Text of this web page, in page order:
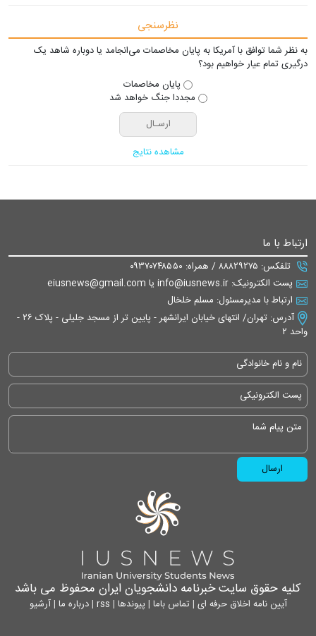
نظرسنجی
به نظر شما توافق با آمریکا به پایان مخاصمات می‌انجامد یا دوباره شاهد یک
درگیری تمام عیار خواهیم بود؟
پایان مخاصمات
مجددا جنگ خواهد شد
مشاهده نتایج
ارتباط با ما
تلفکس: ۸۸۸۲۹۲۷۵ / همراه: ۰۹۳۷۰۷۴۸۵۵۰
پست الکترونیک: info@iusnews.ir یا eiusnews@gmail.com
ارتباط با مدیرمسئول: مسلم خلخال
آدرس: تهران/ انتهای خیابان ایرانشهر - پایین تر از مسجد جلیلی - پلاک ۲۶ -
واحد ۲
کلیه حقوق سایت خبرنامه دانشجویان ایران محفوظ می باشد
آیین نامه اخلاق حرفه ای | تماس باما | پیوندها |
rss
|درباره ما |آرشیو